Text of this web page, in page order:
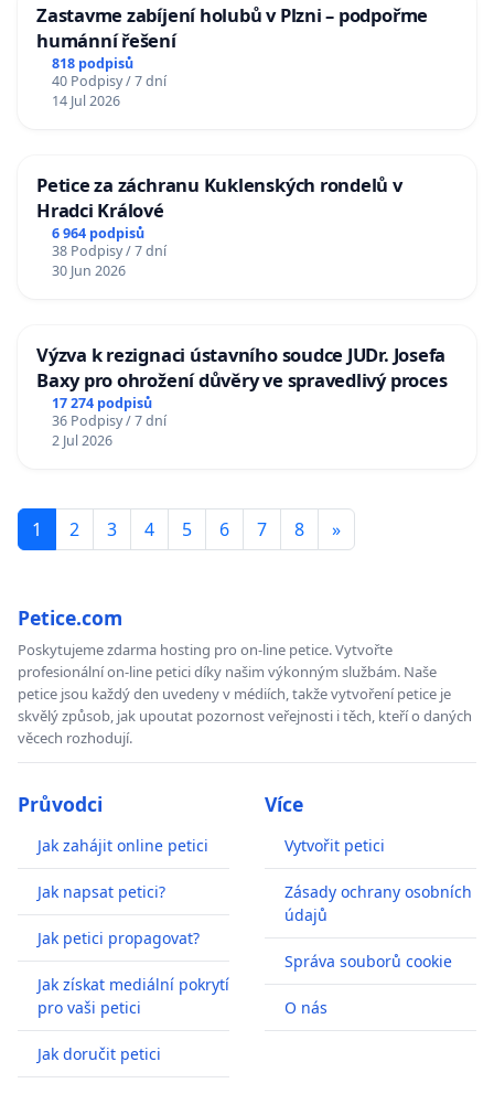
Zastavme zabíjení holubů v Plzni – podpořme
humánní řešení
818 podpisů
40 Podpisy / 7 dní
14 Jul 2026
Petice za záchranu Kuklenských rondelů v
Hradci Králové
6 964 podpisů
38 Podpisy / 7 dní
30 Jun 2026
Výzva k rezignaci ústavního soudce JUDr. Josefa
Baxy pro ohrožení důvěry ve spravedlivý proces
17 274 podpisů
36 Podpisy / 7 dní
2 Jul 2026
1 2 3 4 5 6 7 8 »
Petice.com
Poskytujeme zdarma hosting pro on-line petice. Vytvořte
profesionální on-line petici díky našim výkonným službám. Naše
petice jsou každý den uvedeny v médiích, takže vytvoření petice je
skvělý způsob, jak upoutat pozornost veřejnosti i těch, kteří o daných
věcech rozhodují.
Průvodci
Jak zahájit online petici
Jak napsat petici?
Jak petici propagovat?
Jak získat mediální pokrytí
pro vaši petici
Jak doručit petici
Více
Vytvořit petici
Zásady ochrany osobních
údajů
Správa souborů cookie
O nás